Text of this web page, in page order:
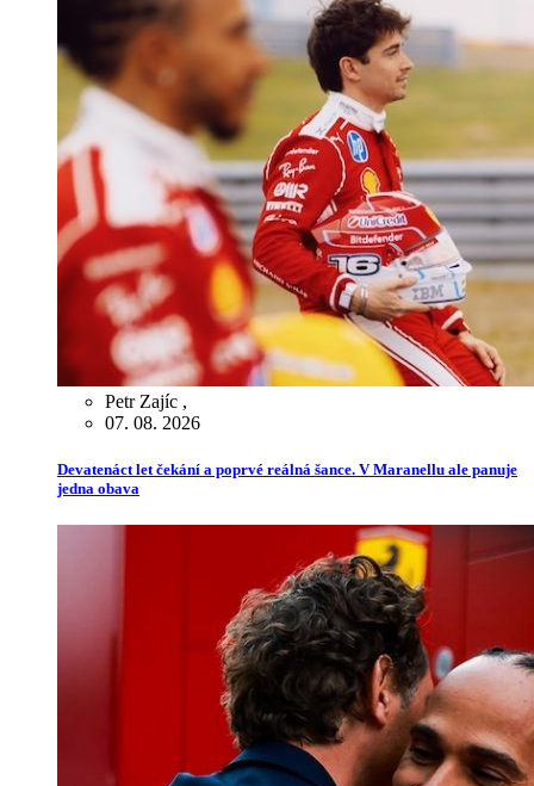
Petr Zajíc ,
07. 08. 2026
Devatenáct let čekání a poprvé reálná šance. V Maranellu ale panuje
jedna obava